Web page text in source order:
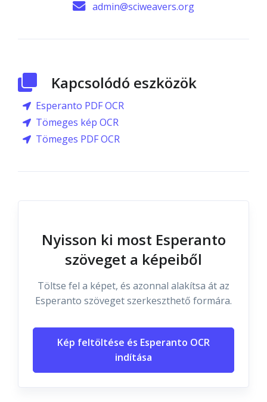
admin@sciweavers.org
Kapcsolódó eszközök
Esperanto PDF OCR
Tömeges kép OCR
Tömeges PDF OCR
Nyisson ki most Esperanto
szöveget a képeiből
Töltse fel a képet, és azonnal alakítsa át az
Esperanto szöveget szerkeszthető formára.
Kép feltöltése és Esperanto OCR
indítása